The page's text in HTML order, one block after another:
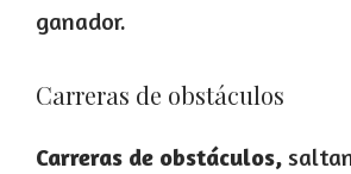
ganador.
Carreras de obstáculos
Carreras de obstáculos,